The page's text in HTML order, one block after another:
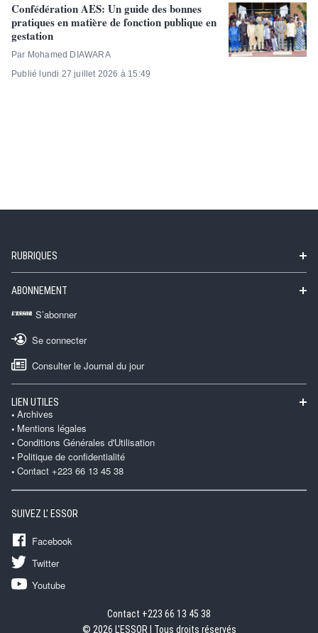
Confédération AES: Un guide des bonnes
pratiques en matière de fonction publique en
gestation
Par Mohamed DIAWARA
Publié lundi 27 juillet 2026 à 15:49
RUBRIQUES
ABONNEMENT
S’abonner
Se connecter
Consulter le Journal du jour
LIEN UTILES
Archives
Mentions légales
Conditions Générales d'Utilisation
Politique de confidentialité
Contact +223 66 13 45 38
SUIVEZ L' ESSOR
Facebook
Twitter
Youtube
Contact +223 66 13 45 38
© 2026 L'ESSOR | Tous droits réservés